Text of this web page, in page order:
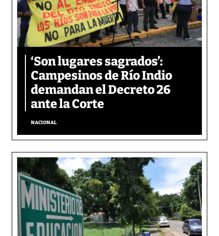
‘Son lugares sagrados’:
Campesinos de Río Indio
demandan el Decreto 26
ante la Corte
NACIONAL